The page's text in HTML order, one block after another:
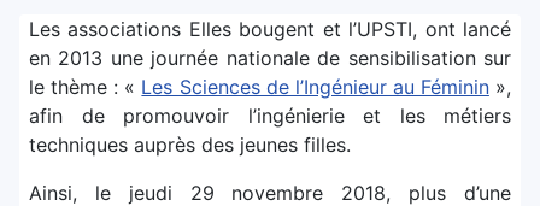
Les associations Elles bougent et l’UPSTI, ont lancé
en 2013 une journée nationale de sensibilisation sur
le thème : « Les Sciences de l’Ingénieur au Féminin»,
afin de promouvoir l’ingénierie et les métiers
techniques auprès des jeunes filles.
Ainsi, le jeudi 29 novembre 2018, plus d’une